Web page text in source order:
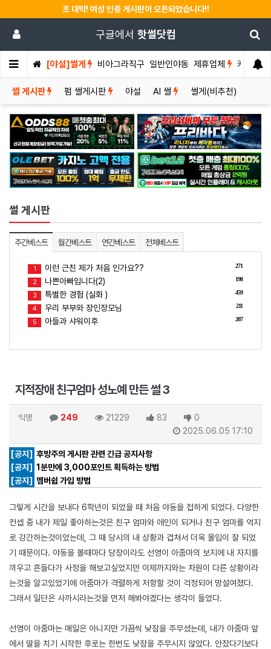
초 대박! 여성 인증 게시판이 오픈되었습니다!!
구글에서 핫썰닷컴
[야설]썰게 비아그라직구 일반인야동 제휴업체 커뮤니티
썰 게시판 펌 썰게시판 야설 AI 썰 썰게(비추천)
썰 게시판
주간베스트 월간베스트 연간베스트 전체베스트
271
1 이런 근친 제가 처음 인가요??
198
2 나쁜아빠입니다(2)
459
3 특별한 경험 (실화 )
211
4 우리 부부와 장인장모님
207
5 아들과 샤워이후
지적장애 친구엄마 성노예 만든 썰 3
익명 249 21229 83
0
2025.06.05 17:10
[공지] 후방주의 게시판 관련 긴급 공지사항
[공지] 1분만에 3,000포인트 획득하는 방법
[공지]
멤버쉽 가입 방법
그렇게 시간을 보내다 6학년이 되었을 때 처음 야동을 접하게 되었다. 다양한
컨셉 중 내가 제일 좋아하는것은 친구 엄마와 애인이 되거나 친구 엄마를 억지
로 강간하는것이었는데, 그 때 당시의 내 상황과 겹쳐서 더욱 몰입이 잘 되었
기 때문이다. 야동을 볼때마다 당장이라도 선영이 아줌마의 보지에 내 자지를
끼우고 흔들다가 사정을 해보고싶었지만 이제까지와는 차원이 다른 상황이라
는것을 알고있었기에 아줌마가 격렬하게 저항할 것이 걱정되어 망설여졌다.
그래서 일단은 사까시라는것을 먼저 해봐야겠다는 생각이 들었다.
선영이 아줌마는 매일은 아니지만 가끔씩 낮잠을 주무셨는데, 내가 아줌마 앞
에서 딸을 치기 시작한 후로는 한번도 낮잠을 주무시지 않았다. 안잤다기보다